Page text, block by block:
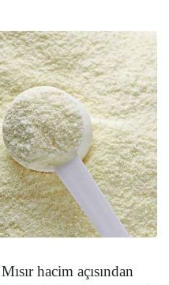
hacim açısından